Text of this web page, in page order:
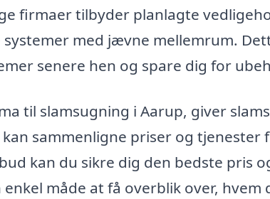
firmaer tilbyder planlagte
med jævne mellemrum.
senere hen og spare dig for
til slamsugning i Aarup, giver
sammenligne priser og tjenester
kan du sikre dig den bedste pris
måde at få overblik over,